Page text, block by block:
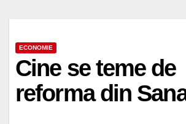
ECONOMIE
Cine se teme de
reforma din